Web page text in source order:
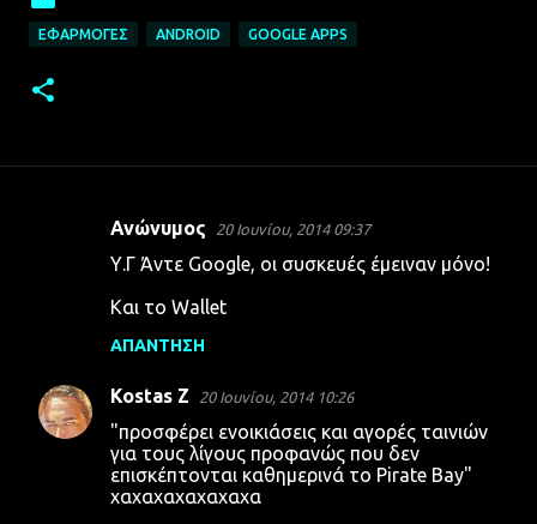
ΕΦΑΡΜΟΓΈΣ ANDROID GOOGLE APPS
α
Ανώνυμος 20 Ιουνίου, 2014 09:37
Υ.Γ Άντε Google, οι συσκευές έμειναν μόνο!
Και το Wallet
ΑΠΆΝΤΗΣΗ
Kostas Z 20 Ιουνίου, 2014 10:26
"προσφέρει ενοικιάσεις και αγορές ταινιών
για τους λίγους προφανώς που δεν
επισκέπτονται καθημερινά το Pirate Bay"
χαχαχαχαχαχαχα